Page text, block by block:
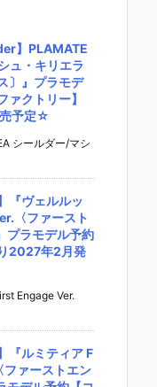
】PLAMATE
ュ・キリエラ
〕』プラモデ
ァクトリー】
予定☆
シールダー/マシ
『ヴェルルッ
〈ファースト
プラモデル予約
2027年2月発
Engage Ver.
『ルミティア F
ァーストエン